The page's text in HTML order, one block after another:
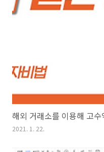
해외 거래소를 이용해 고
2021. 1. 22.